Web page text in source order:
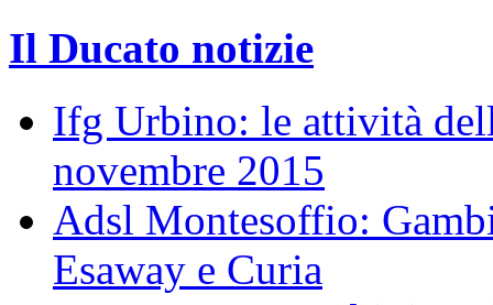
Il Ducato notizie
Ifg Urbino: le attività
novembre 2015
Adsl Montesoffio:
Esaway e Curia